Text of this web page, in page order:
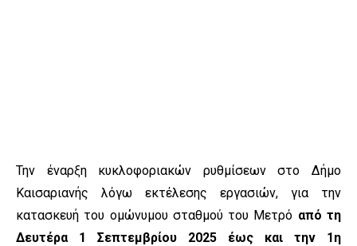
Την έναρξη κυκλοφοριακών ρυθμίσεων στο Δήμο
Καισαριανής λόγω εκτέλεσης εργασιών, για την
κατασκευή του ομώνυμου σταθμού του Μετρό από τη
Δευτέρα 1 Σεπτεμβρίου 2025 έως και την 1η